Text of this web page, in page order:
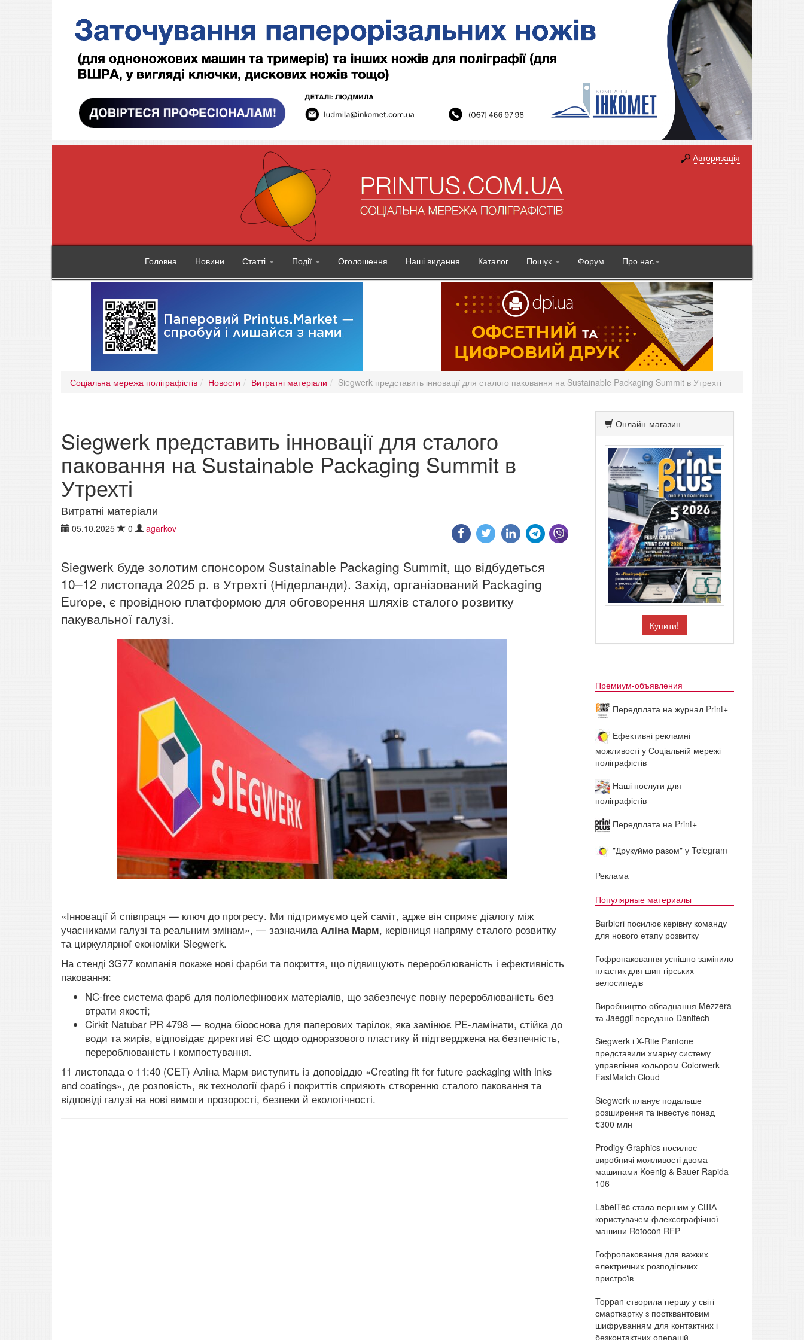
Авторизація
Головна Новини Статті Події Оголошення Наші видання Каталог Пошук Форум Про нас
Соціальна мережа поліграфістів Новости Витратні матеріали Siegwerk представить інновації для сталого паковання на Sustainable Packaging Summit в Утрехті
Siegwerk представить інновації для сталого
паковання на Sustainable Packaging Summit в
Утрехті
Витратні матеріали
05.10.2025 0 agarkov
Siegwerk буде золотим спонсором Sustainable Packaging Summit, що відбудеться
10–12 листопада 2025 р. в Утрехті (Нідерланди). Захід, організований Packaging
Europe, є провідною платформою для обговорення шляхів сталого розвитку
пакувальної галузі.
«Інновації й співпраця — ключ до прогресу. Ми підтримуємо цей саміт, адже він сприяє діалогу між
учасниками галузі та реальним змінам», — зазначилаАліна Марм, керівниця напряму сталого розвитку
та циркулярної економіки Siegwerk.
На стенді 3G77 компанія покаже нові фарби та покриття, що підвищують перероблюваність і ефективність
паковання:
NC-free система фарб для поліолефінових матеріалів, що забезпечує повну перероблюваність без
втрати якості;
Cirkit Natubar PR 4798 — водна біооснова для паперових тарілок, яка замінює PE-ламінати, стійка до
води та жирів, відповідає директиві ЄС щодо одноразового пластику й підтверджена на безпечність,
перероблюваність і компостування.
11 листопада о 11:40 (CET) Аліна Марм виступить із доповіддю «Creating fit for future packaging with inks
and coatings», де розповість, як технології фарб і покриттів сприяють створенню сталого паковання та
відповіді галузі на нові вимоги прозорості, безпеки й екологічності.
Онлайн-магазин
Купити!
Премиум-объявления
Передплата на журнал Print+
Ефективні рекламні
можливості у Соціальній мережі
поліграфістів
Наші послуги для
поліграфістів
Передплата на Print+
"Друкуймо разом" у Telegram
Реклама
Популярные материалы
Barbieri посилює керівну команду
для нового етапу розвитку
Гофропаковання успішно замінило
пластик для шин гірських
велосипедів
Виробництво обладнання Mezzera
та Jaeggli передано Danitech
Siegwerk і X-Rite Pantone
представили хмарну систему
управління кольором Colorwerk
FastMatch Cloud
Siegwerk планує подальше
розширення та інвестує понад
€300 млн
Prodigy Graphics посилює
виробничі можливості двома
машинами Koenig & Bauer Rapida
106
LabelTec стала першим у США
користувачем флексографічної
машини Rotocon RFP
Гофропаковання для важких
електричних розподільчих
пристроїв
Toppan створила першу у світі
смарткартку з постквантовим
шифруванням для контактних і
безконтактних операцій